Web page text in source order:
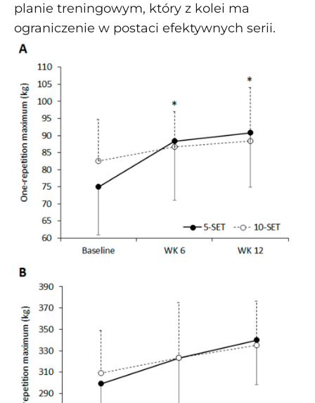
planie treningowym, który z kolei ma
ograniczenie w postaci efektywnych serii.